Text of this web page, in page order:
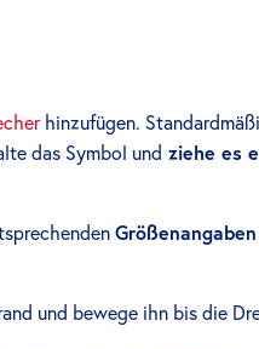
hinzufügen.
das Symbol und ziehe es
Größenangaben
und bewege ihn bis die